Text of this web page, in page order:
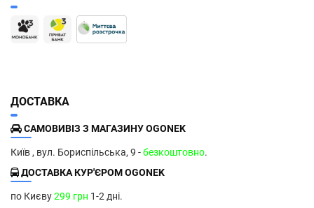
ДОСТАВКА
САМОВИВІЗ З МАГАЗИНУ OGONEK
Київ , вул. Бориспільська, 9 -безкоштовно.
ДОСТАВКА КУР'ЄРОМ OGONEK
по Києву299 грн 1-2 дні.